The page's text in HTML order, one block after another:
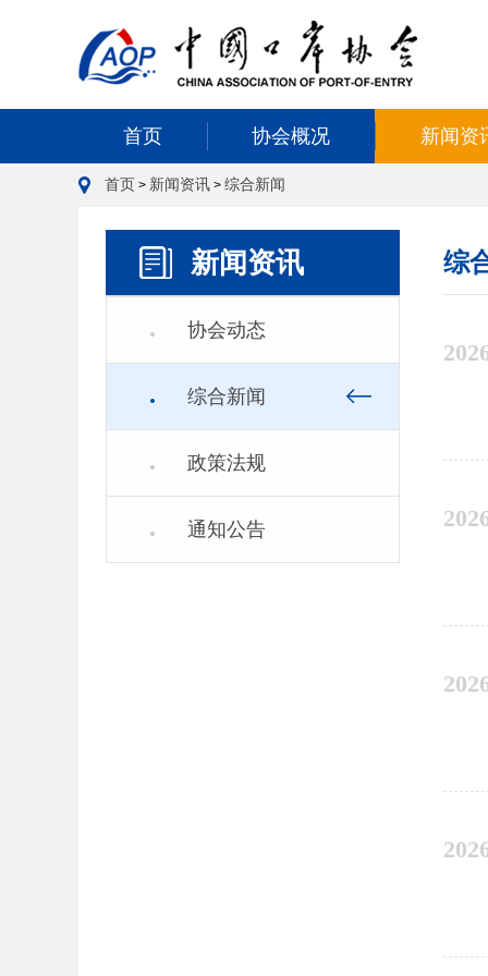
首页 协会概况 新闻资
首页 > 新闻资讯 > 综合新闻
新闻资讯
协会动态
综合新闻
政策法规
通知公告
综